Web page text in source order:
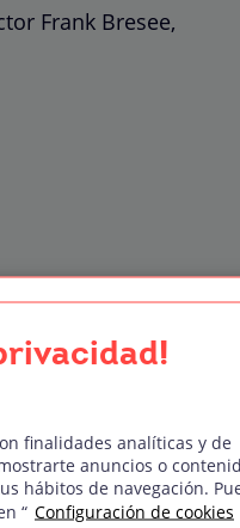
Frank Bresee,
mismo año,
por las
finalidades analíticas y de
anuncios o
hábitos de navegación.
“ Configuración de cookies